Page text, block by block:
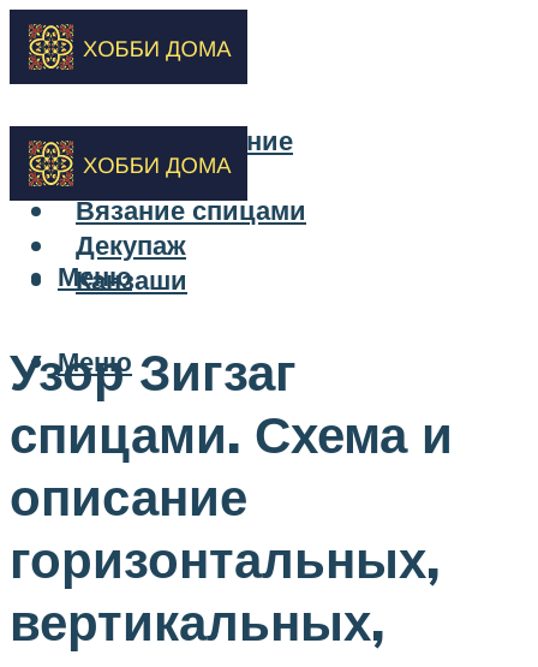
Бисероплетение
Вышивка
Вязание спицами
Декупаж
Канзаши
Меню
Меню
Узор Зигзаг
спицами. Схема и
описание
горизонтальных,
вертикальных,